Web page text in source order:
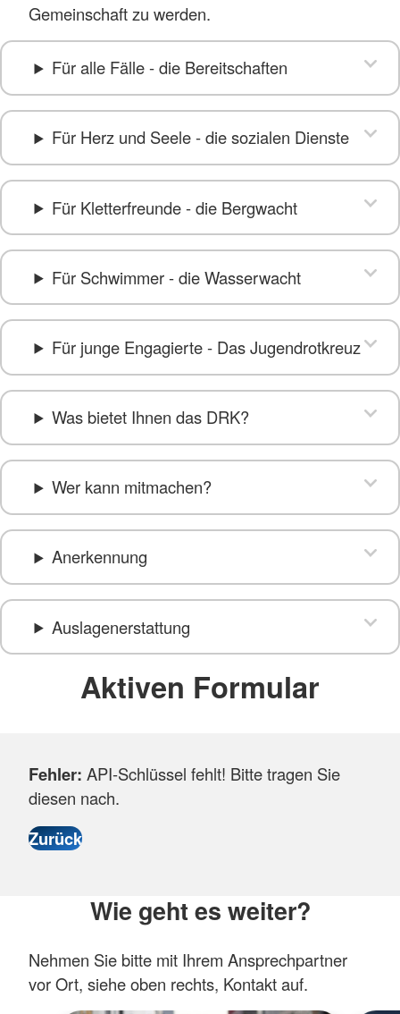
Gemeinschaft zu werden.
Für alle Fälle - die Bereitschaften
Für Herz und Seele - die sozialen Dienste
Für Kletterfreunde - die Bergwacht
Für Schwimmer - die Wasserwacht
Für junge Engagierte - Das Jugendrotkreuz
Was bietet Ihnen das DRK?
Wer kann mitmachen?
Anerkennung
Auslagenerstattung
Aktiven Formular
Fehler: API-Schlüssel fehlt! Bitte tragen Sie
diesen nach.
Wie geht es weiter?
Nehmen Sie bitte mit Ihrem Ansprechpartner
vor Ort, siehe oben rechts, Kontakt auf.